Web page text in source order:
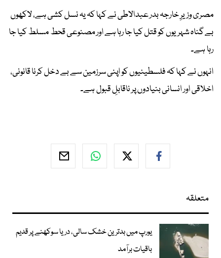
مصری وزیرِ خارجہ بدر عبدالاطی نے کہا کہ یہ نسل کشی ہے، لاکھوں
بے گناہ شہریوں کو قتل کیا جا رہا ہے اور مصنوعی قحط مسلط کیا جا
رہا ہے۔
انہوں نے کہا کہ فلسطینیوں کو اپنی سرزمین سے بے دخل کرنا قانونی،
اخلاقی اور انسانی بنیادوں پر ناقابلِ قبول ہے۔
متعلقہ
یورپ میں بدترین خشک سالی، دریا سوکھنے پر قدیم
باقیات برآمد